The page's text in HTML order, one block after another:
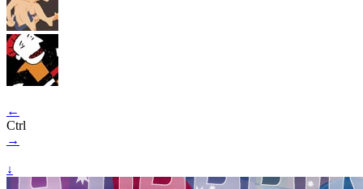
←
Ctrl
→
↓